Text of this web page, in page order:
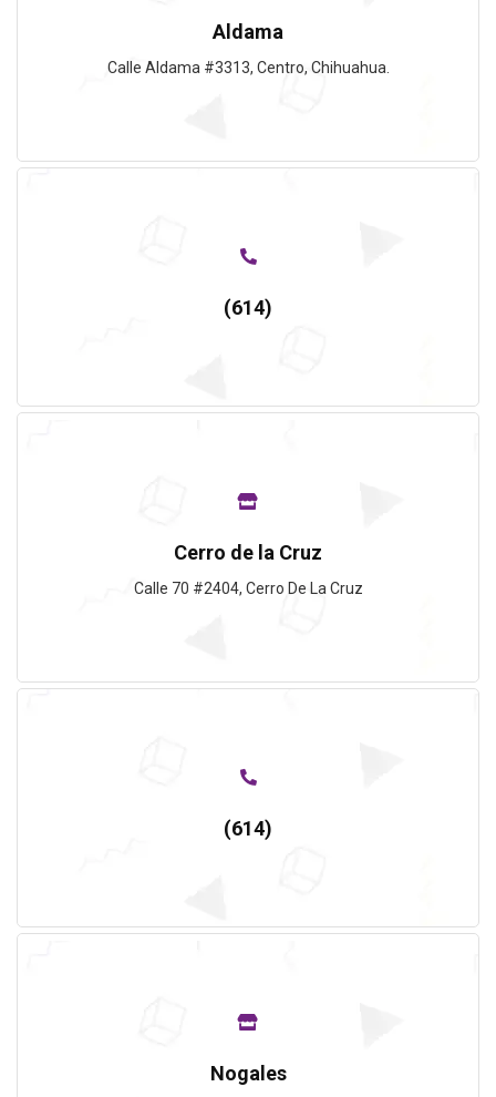
Aldama
Calle Aldama #3313, Centro, Chihuahua.
(614)
Cerro de la Cruz
Calle 70 #2404, Cerro De La Cruz
(614)
Nogales